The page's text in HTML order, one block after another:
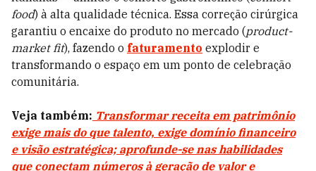
food) à alta qualidade técnica. Essa correção cirúrgica
garantiu o encaixe do produto no mercado (product-
market fit), fazendo o faturamento explodir e
transformando o espaço em um ponto de celebração
comunitária.
Veja também: Transformar receita em patrimônio
exige mais do que talento, exige domínio financeiro
e visão estratégica; aprofunde-se nas habilidades
que conectam números à geração de valor e